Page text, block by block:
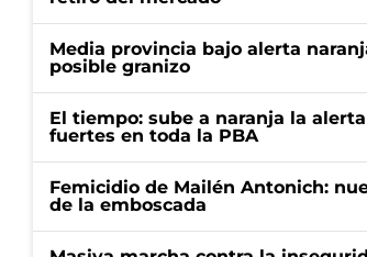
Media provincia bajo alerta
posible granizo
El tiempo: sube a naranja la
fuertes en toda la PBA
Femicidio de Mailén Antonich:
de la emboscada